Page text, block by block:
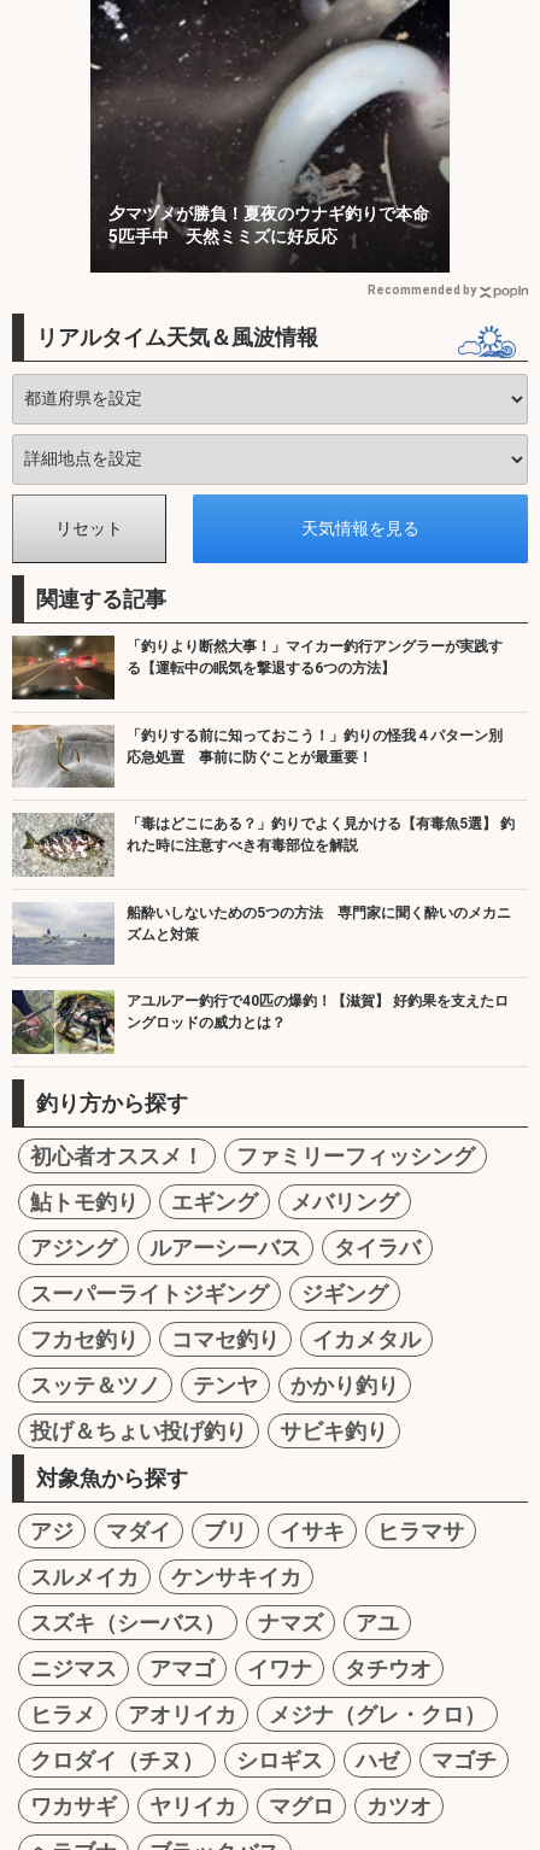
夕マヅメが勝負！夏夜のウナギ釣りで本命
5匹手中 天然ミミズに好反応
Recommended by
リアルタイム天気＆風波情報
関連する記事
「釣りより断然大事！」マイカー釣行アングラーが実践す
る【運転中の眠気を撃退する6つの方法】
「釣りする前に知っておこう！」釣りの怪我４パターン別
応急処置 事前に防ぐことが最重要！
「毒はどこにある？」釣りでよく見かける【有毒魚5選】 釣
れた時に注意すべき有毒部位を解説
船酔いしないための5つの方法 専門家に聞く酔いのメカニ
ズムと対策
アユルアー釣行で40匹の爆釣！【滋賀】 好釣果を支えたロ
ングロッドの威力とは？
釣り方から探す
初心者オススメ！
ファミリーフィッシング
鮎トモ釣り
エギング
メバリング
アジング
ルアーシーバス
タイラバ
スーパーライトジギング
ジギング
フカセ釣り
コマセ釣り
イカメタル
スッテ＆ツノ
テンヤ
かかり釣り
投げ＆ちょい投げ釣り
サビキ釣り
対象魚から探す
アジ マダイ ブリ イサキ
ヒラマサ
スルメイカ
ケンサキイカ
スズキ（シーバス）
ナマズ
アユ
ニジマス
アマゴ イワナ
タチウオ
ヒラメ
アオリイカ
メジナ（グレ・クロ）
クロダイ（チヌ）
シロギス ハゼ
マゴチ
ワカサギ
ヤリイカ マグロ
カツオ